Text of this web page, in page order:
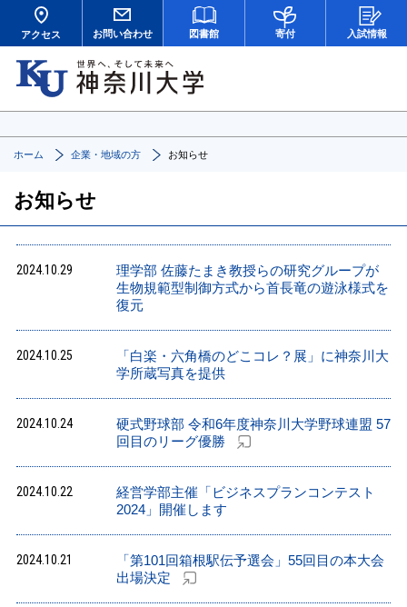
アクセス お問い合わせ 図書館 寄付 入試情報
ホーム 企業・地域の方 お知らせ
お知らせ
2024.10.29
理学部 佐藤たまき教授らの研究グループが
生物規範型制御方式から首長竜の遊泳様式を
復元
2024.10.25
「白楽・六角橋のどこコレ？展」に神奈川大
学所蔵写真を提供
2024.10.24
硬式野球部 令和6年度神奈川大学野球連盟 57
回目のリーグ優勝
2024.10.22
経営学部主催「ビジネスプランコンテスト
2024」開催します
2024.10.21
「第101回箱根駅伝予選会」55回目の本大会
出場決定